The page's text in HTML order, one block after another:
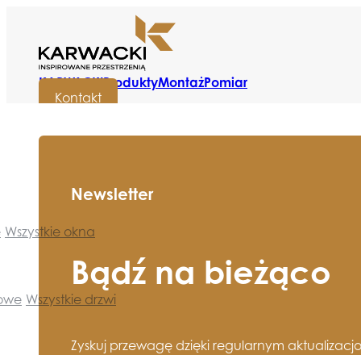
KARWACKIProduktyMontażPomiar
Kontakt
Wszystkie okna
Wszystkie drzwi
Newsletter
Bądź na bieżąco
Zyskuj przewagę dzięki regularnym